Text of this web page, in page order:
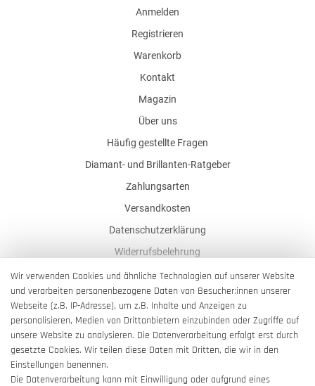
Anmelden
Registrieren
Warenkorb
Kontakt
Magazin
Über uns
Häufig gestellte Fragen
Diamant- und Brillanten-Ratgeber
Zahlungsarten
Versandkosten
Datenschutzerklärung
Widerrufsbelehrung
AGB
Impressum
Barrierefreiheitserklärung
Wir verwenden Cookies und ähnliche Technologien auf unserer Website
und verarbeiten personenbezogene Daten von Besucher:innen unserer
Webseite (z.B. IP-Adresse), um z.B. Inhalte und Anzeigen zu
personalisieren, Medien von Drittanbietern einzubinden oder Zugriffe auf
unsere Website zu analysieren. Die Datenverarbeitung erfolgt erst durch
gesetzte Cookies. Wir teilen diese Daten mit Dritten, die wir in den
Einstellungen benennen.
Die Datenverarbeitung kann mit Einwilligung oder aufgrund eines